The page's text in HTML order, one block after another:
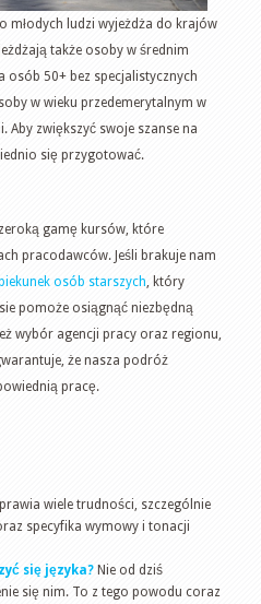
młodych ludzi wyjeżdża do krajów
także osoby w średnim
osób 50+ bez specjalistycznych
w wieku przedemerytalnym w
Aby zwiększyć swoje szanse na
się przygotować.
gamę kursów, które
pracodawców. Jeśli brakuje nam
osób starszych, który
pomoże osiągnąć niezbędną
wybór agencji pracy oraz regionu,
że nasza podróż
pracę.
wiele trudności, szczególnie
specyfika wymowy i tonacji
się języka? Nie od dziś
się nim. To z tego powodu coraz